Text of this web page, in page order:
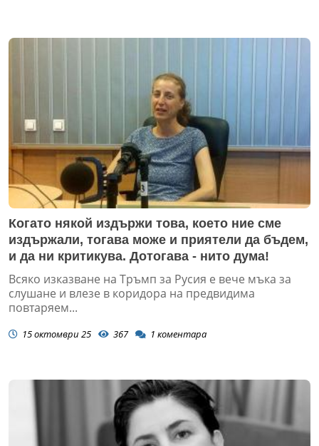
Когато някой издържи това, което ние сме
издържали, тогава може и приятели да бъдем,
и да ни критикува. Дотогава - нито дума!
Всяко изказване на Тръмп за Русия е вече мъка за
слушане и влезе в коридора на предвидима
повтаряем...
15 октомври 25 367 1 коментара